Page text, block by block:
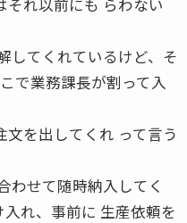
してくれているけど、そ
で業務課長が割って入
を出してくれ って言う
わせて随時納入してく
れ、事前に 生産依頼を